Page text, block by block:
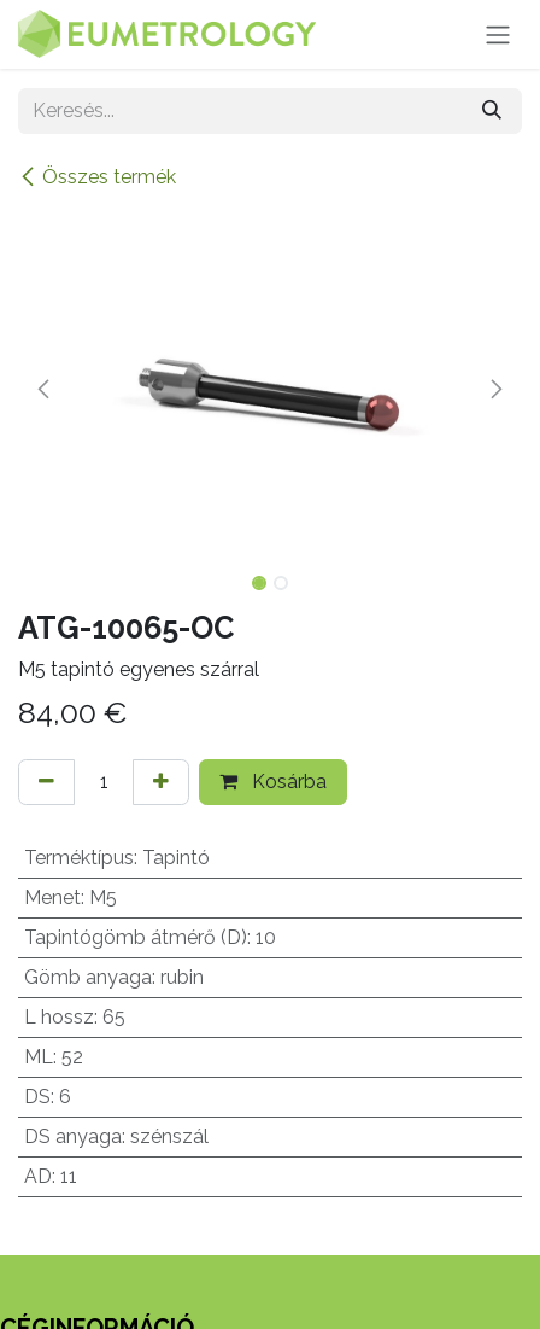
Kihagyás és továbblépés a tartalomhoz
Összes termék
ATG-10065-OC
M5 tapintó egyenes szárral
84,00 €
Kosárba
Terméktípus: Tapintó
Menet: M5
Tapintógömb átmérő (D): 10
Gömb anyaga: rubin
L hossz: 65
ML: 52
DS: 6
DS anyaga: szénszál
AD: 11